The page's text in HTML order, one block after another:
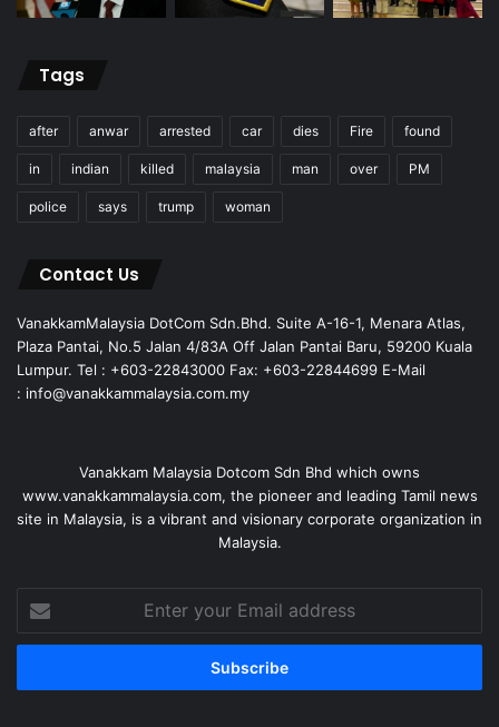
Tags
after anwar arrested car dies Fire found
in indian killed malaysia man over PM
police says trump woman
Contact Us
VanakkamMalaysia DotCom Sdn.Bhd. Suite A-16-1, Menara Atlas,
Plaza Pantai, No.5 Jalan 4/83A Off Jalan Pantai Baru, 59200 Kuala
Lumpur. Tel : +603-22843000 Fax: +603-22844699 E-Mail
: info@vanakkammalaysia.com.my
Vanakkam Malaysia Dotcom Sdn Bhd which owns
www.vanakkammalaysia.com, the pioneer and leading Tamil news
site in Malaysia, is a vibrant and visionary corporate organization in
Malaysia.
your
Email